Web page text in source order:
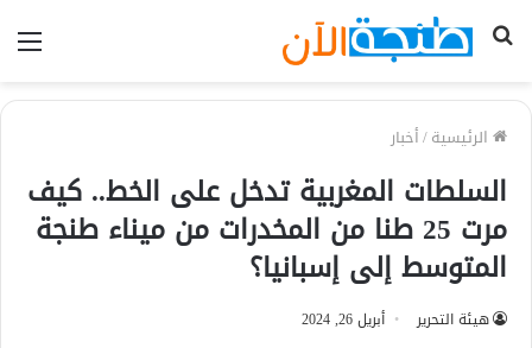
بحث
الرئيسية/أخبار
السلطات المغربية تدخل على الخط.. كيف
مرت 25 طنا من المخدرات من ميناء طنجة
المتوسط إلى إسبانيا؟
هيئة التحرير أبريل 26, 2024